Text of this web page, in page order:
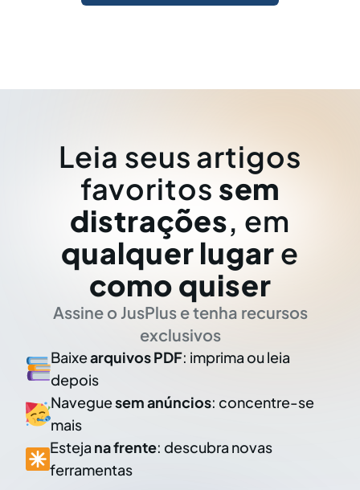
Leia seus artigos
favoritos sem
distrações, em
qualquer lugar e
como quiser
Assine o JusPlus e tenha recursos
exclusivos
Baixearquivos PDF: imprima ou leia
depois
Naveguesem anúncios: concentre-se
mais
Esteja na frente: descubra novas
ferramentas